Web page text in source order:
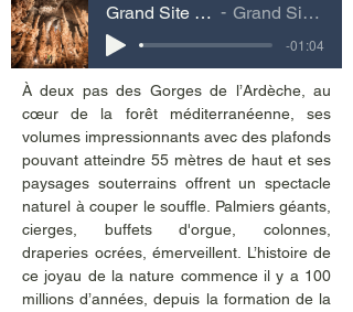
Grand Site de France Aven d’Orgnac Ardèche, Auvergne-Rhône-Alpes Grand Site de France Aven d’Orgnac Ardèche, Auvergne-Rhône-Alpes
-01:04
À deux pas des Gorges de l’Ardèche, au
cœur de la forêt méditerranéenne, ses
volumes impressionnants avec des plafonds
pouvant atteindre 55 mètres de haut et ses
paysages souterrains offrent un spectacle
naturel à couper le souffle. Palmiers géants,
cierges, buffets d'orgue, colonnes,
draperies ocrées, émerveillent. L’histoire de
ce joyau de la nature commence il y a 100
millions d’années, depuis la formation de la